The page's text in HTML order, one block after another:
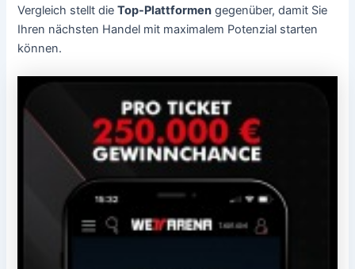
Vergleich stellt dieTop-Plattformen gegenüber, damit Sie
Ihren nächsten Handel mit maximalem Potenzial starten
können.